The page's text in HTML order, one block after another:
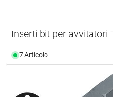
Inserti bit per avvitatori
7 Articolo